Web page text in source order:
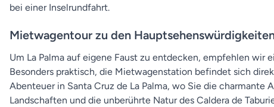
bei einer Inselrundfahrt.
Mietwagentour zu den
Um La Palma auf eigene Faust zu entdecken, empfehlen wir
Besonders praktisch, die Mietwagenstation befindet sich
Abenteuer in Santa Cruz de La Palma, wo Sie die
Landschaften und die unberührte Natur des Caldera de